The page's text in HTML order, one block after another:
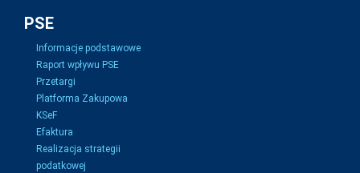
PSE
Informacje podstawowe
Raport wpływu PSE
Przetargi
Platforma Zakupowa
KSeF
Efaktura
Realizacja strategii
podatkowej